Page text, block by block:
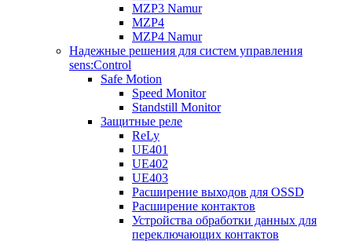
MZP3 Namur
MZP4
MZP4 Namur
Надежные решения для систем управления
sens:Control
Safe Motion
Speed Monitor
Standstill Monitor
Защитные реле
ReLy
UE401
UE402
UE403
Расширение выходов для OSSD
Расширение контактов
Устройства обработки данных для
переключающих контактов